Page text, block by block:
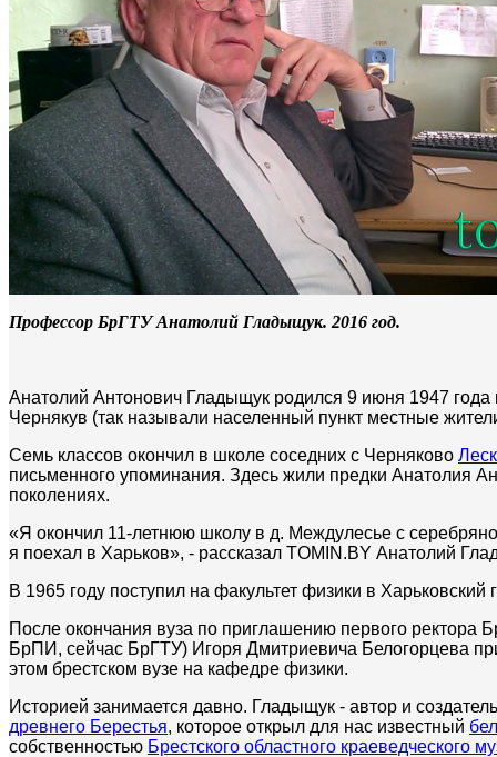
Профессор БрГТУ Анатолий Гладыщук. 2016 год.
Анатолий Антонович Гладыщук родился 9 июня 1947 года
Чернякув (так называли населенный пункт местные
Семь классов окончил в школе соседних с Черняково
письменного упоминания. Здесь жили предки Анатолия
поколениях.
«Я окончил 11-летнюю школу в д. Междулесье с
я поехал в Харьков», - рассказал TOMIN.BY Анатолий
В 1965 году поступил на факультет физики в
После окончания вуза по приглашению первого ректора
БрПИ, сейчас БрГТУ) Игоря Дмитриевича Белогорцева
этом брестском вузе на кафедре физики.
Историей занимается давно. Гладыщук - автор и
древнего Берестья, которое открыл для нас известный
собственностью Брестского областного краеведческого